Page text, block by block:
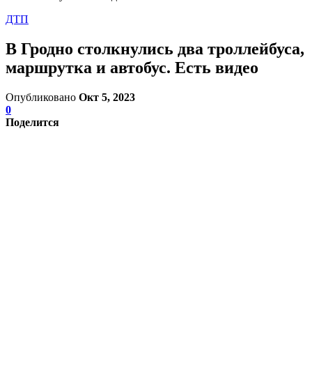
ДТП
В Гродно столкнулись два троллейбуса,
маршрутка и автобус. Есть видео
Опубликовано Окт 5, 2023
0
Поделится